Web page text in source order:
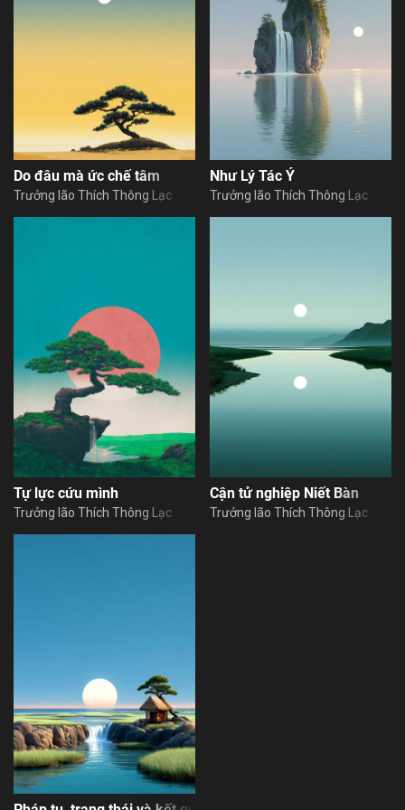
Do đâu mà ức chế tâm
Trưởng lão Thích Thông Lạc
Như Lý Tác Ý
Trưởng lão Thích Thông Lạc
Tự lực cứu mình
Trưởng lão Thích Thông Lạc
Cận tử nghiệp Niết Bàn
Trưởng lão Thích Thông Lạc